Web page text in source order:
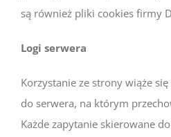
są również pliki cookies firmy
Logi serwera
Korzystanie ze strony wiąże
do serwera, na którym
Każde zapytanie skierowane